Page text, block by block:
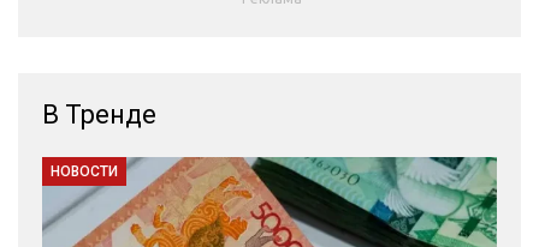
В Тренде
НОВОСТИ